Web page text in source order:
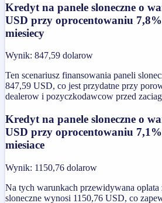
Kredyt na panele sloneczne o
USD przy oprocentowaniu
miesiecy
Wynik: 847,59 dolarow
Ten scenariusz finansowania paneli
847,59 USD, co jest przydatne przy
dealerow i pozyczkodawcow przed
Kredyt na panele sloneczne o
USD przy oprocentowaniu
miesiace
Wynik: 1150,76 dolarow
Na tych warunkach przewidywana oplata
sloneczne wynosi 1150,76 USD, co